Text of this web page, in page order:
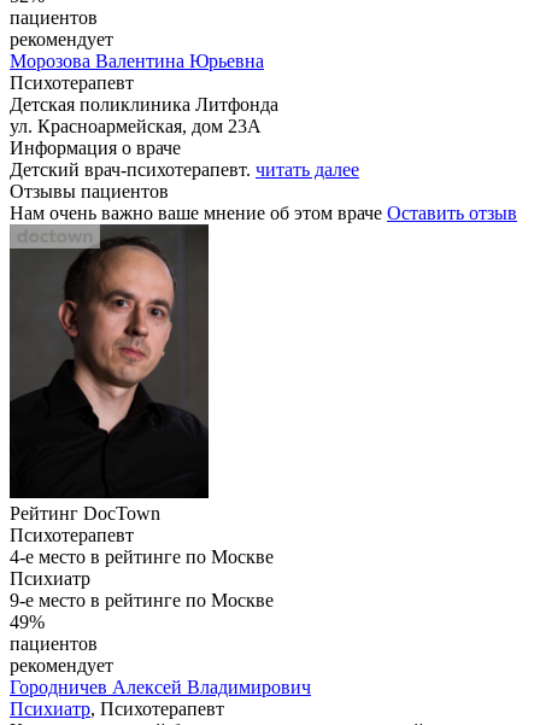
пациентов
рекомендует
Морозова Валентина Юрьевна
Психотерапевт
Детская поликлиника Литфонда
ул. Красноармейская, дом 23А
Информация о враче
Детский врач-психотерапевт. читать далее
Отзывы пациентов
Нам очень важно ваше мнение об этом враче Оставить отзыв
Рейтинг DocTown
Психотерапевт
4-е место в рейтинге по Москве
Психиатр
9-е место в рейтинге по Москве
49%
пациентов
рекомендует
Городничев Алексей Владимирович
Психиатр, Психотерапевт